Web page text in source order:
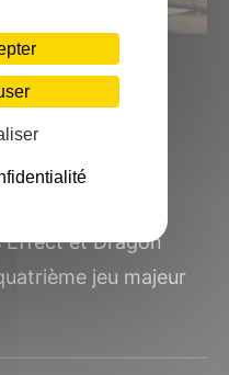
jeu de tir
2019
Effect et Dragon
jeu majeur